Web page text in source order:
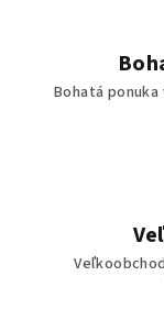
Bohatá